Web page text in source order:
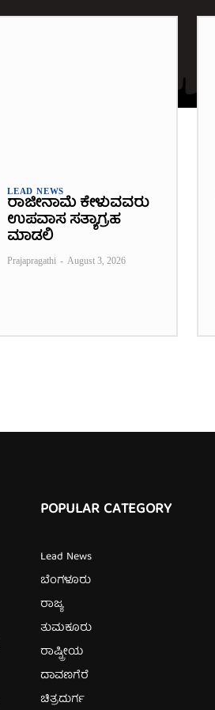
LEAD NEWS
ರಾಜೀನಾಮೆ ಕೇಳುವವರು
ಉಪವಾಸ ಸತ್ಯಾಗ್ರಹ
ಮಾಡಲಿ
Prajapragathi - August 3, 2026
POPULAR CATEGORY
Lead News
ಬೆಂಗಳೂರು
ರಾಜ್ಯ
ತುಮಕೂರು
ರಾಷ್ಟ್ರೀಯ
ದಾವಣಗೆರೆ
ಚಿತ್ರದುರ್ಗ